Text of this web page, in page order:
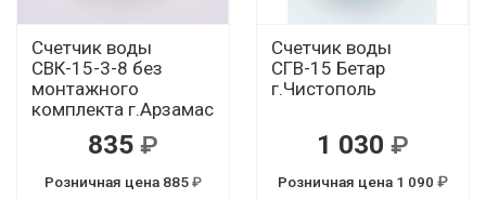
Счетчик воды
СВК-15-3-8 без
монтажного
комплекта г.Арзамас
835
Розничная цена 885
Счетчик воды
СГВ-15 Бетар
г.Чистополь
1 030
Розничная цена 1 090